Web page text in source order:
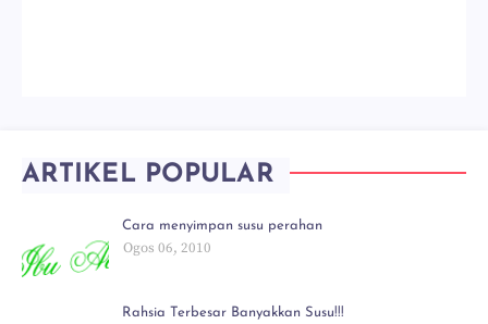
ARTIKEL POPULAR
Cara menyimpan susu perahan
Ogos 06, 2010
Rahsia Terbesar Banyakkan Susu!!!